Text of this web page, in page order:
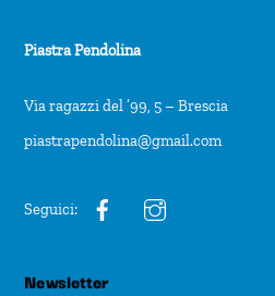
Piastra Pendolina
Via ragazzi del ’99, 5 – Brescia
piastrapendolina@gmail.com
Seguici:
Newsletter